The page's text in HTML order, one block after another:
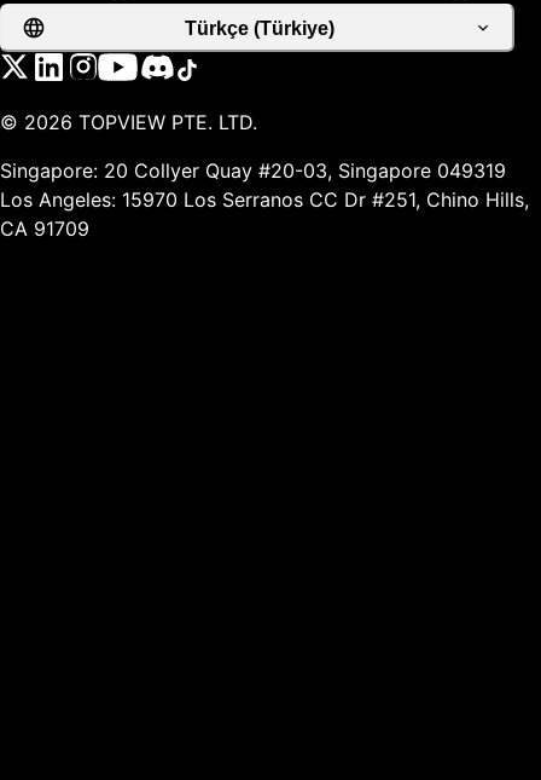
Türkçe (Türkiye)
© 2026 TOPVIEW PTE. LTD.
Singapore: 20 Collyer Quay #20-03, Singapore 049319
Los Angeles: 15970 Los Serranos CC Dr #251, Chino Hills,
CA 91709